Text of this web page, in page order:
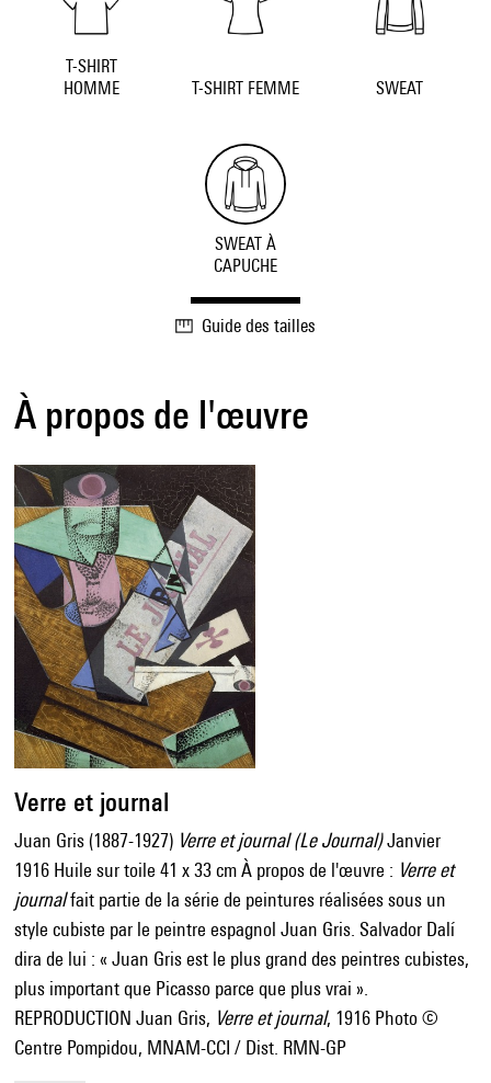
T-SHIRT
HOMME
T-SHIRT FEMME SWEAT
SWEAT À
CAPUCHE
Guide des tailles
À propos de l'œuvre
Verre et journal
Juan Gris (1887-1927) Verre et journal (Le Journal)Janvier
1916 Huile sur toile 41 x 33 cm À propos de l'œuvre : Verre et
journalfait partie de la série de peintures réalisées sous un
style cubiste par le peintre espagnol Juan Gris. Salvador Dalí
dira de lui : « Juan Gris est le plus grand des peintres cubistes,
plus important que Picasso parce que plus vrai ».
REPRODUCTION Juan Gris, Verre et journal, 1916 Photo ©
Centre Pompidou, MNAM-CCI / Dist. RMN-GP